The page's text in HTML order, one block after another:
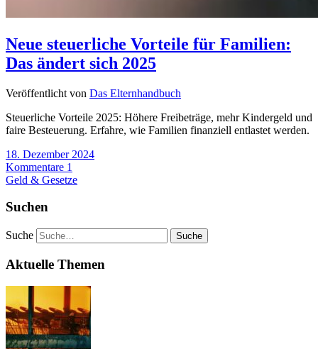
Neue steuerliche Vorteile für Familien:
Das ändert sich 2025
Veröffentlicht von Das Elternhandbuch
Steuerliche Vorteile 2025: Höhere Freibeträge, mehr Kindergeld und
faire Besteuerung. Erfahre, wie Familien finanziell entlastet werden.
18. Dezember 2024
Kommentare 1
Geld & Gesetze
Suchen
Suche
Aktuelle Themen